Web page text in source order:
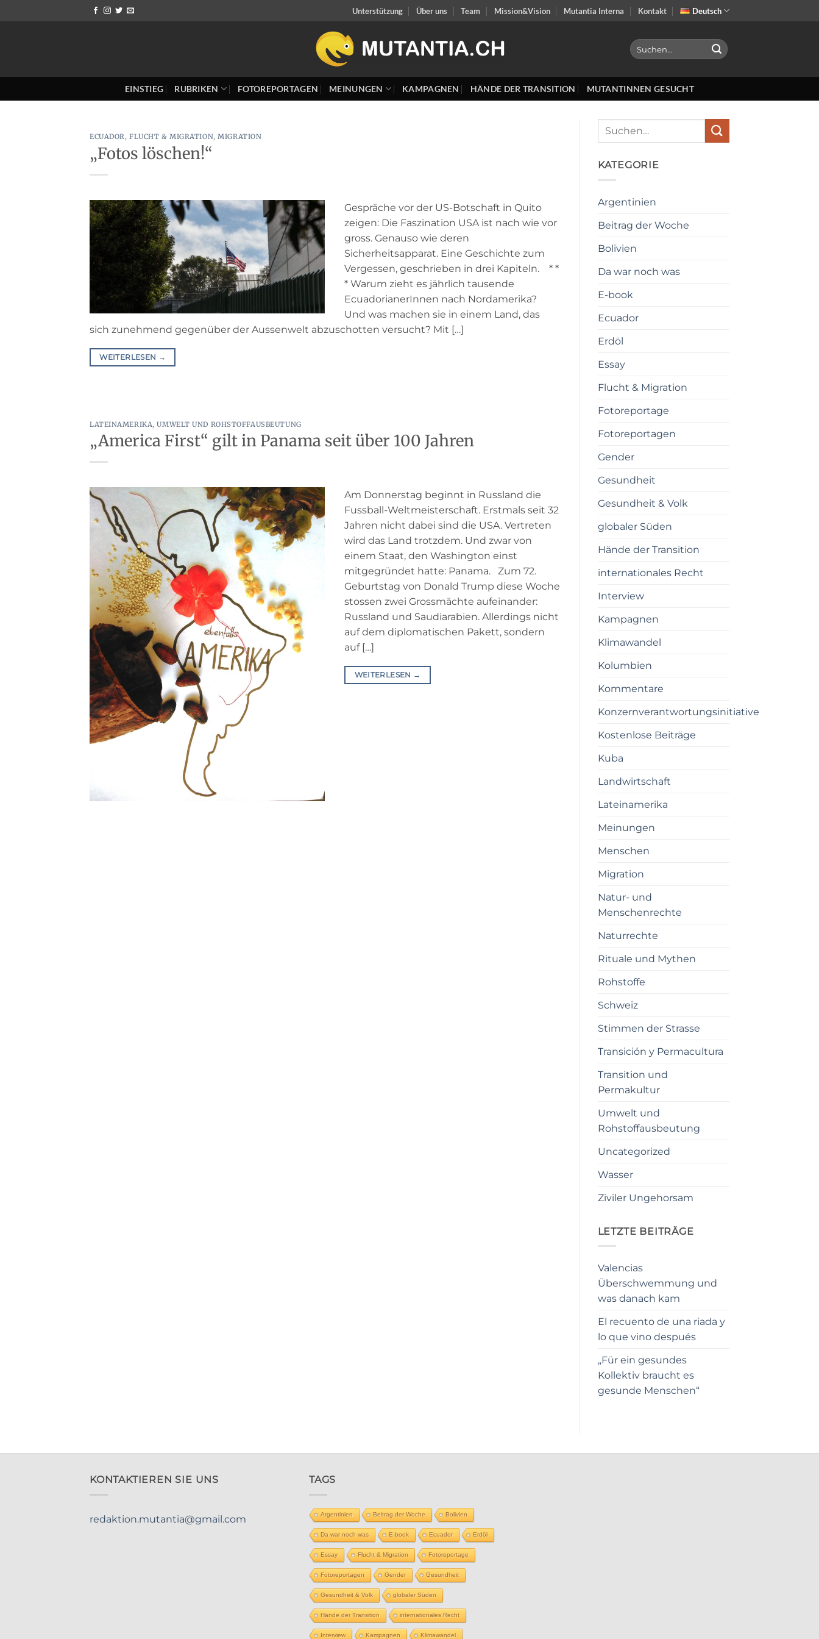
Unterstützung Über uns Team Mission&Vision Mutantia Interna Kontakt Deutsch
EINSTIEG RUBRIKEN FOTOREPORTAGEN MEINUNGEN KAMPAGNEN HÄNDE DER TRANSITION MUTANTINNEN GESUCHT
ECUADOR,FLUCHT & MIGRATION,MIGRATION
„Fotos löschen!“
Gespräche vor der US-Botschaft in Quito
zeigen: Die Faszination USA ist nach wie vor
gross. Genauso wie deren
Sicherheitsapparat. Eine Geschichte zum
Vergessen, geschrieben in drei Kapiteln. * *
* Warum zieht es jährlich tausende
EcuadorianerInnen nach Nordamerika?
Und was machen sie in einem Land, das
sich zunehmend gegenüber der Aussenwelt abzuschotten versucht? Mit […]
WEITERLESEN →
LATEINAMERIKA,UMWELT UND ROHSTOFFAUSBEUTUNG
„America First“ gilt in Panama seit über 100 Jahren
Am Donnerstag beginnt in Russland die
Fussball-Weltmeisterschaft. Erstmals seit 32
Jahren nicht dabei sind die USA. Vertreten
wird das Land trotzdem. Und zwar von
einem Staat, den Washington einst
mitgegründet hatte: Panama. Zum 72.
Geburtstag von Donald Trump diese Woche
stossen zwei Grossmächte aufeinander:
Russland und Saudiarabien. Allerdings nicht
auf dem diplomatischen Pakett, sondern
auf […]
WEITERLESEN →
KATEGORIE
Argentinien
Beitrag der Woche
Bolivien
Da war noch was
E-book
Ecuador
Erdöl
Essay
Flucht & Migration
Fotoreportage
Fotoreportagen
Gender
Gesundheit
Gesundheit & Volk
globaler Süden
Hände der Transition
internationales Recht
Interview
Kampagnen
Klimawandel
Kolumbien
Kommentare
Konzernverantwortungsinitiative
Kostenlose Beiträge
Kuba
Landwirtschaft
Lateinamerika
Meinungen
Menschen
Migration
Natur- und
Menschenrechte
Naturrechte
Rituale und Mythen
Rohstoffe
Schweiz
Stimmen der Strasse
Transición y Permacultura
Transition und
Permakultur
Umwelt und
Rohstoffausbeutung
Uncategorized
Wasser
Ziviler Ungehorsam
LETZTE BEITRÄGE
Valencias
Überschwemmung und
was danach kam
El recuento de una riada y
lo que vino después
„Für ein gesundes
Kollektiv braucht es
gesunde Menschen“
KONTAKTIEREN SIE UNS
redaktion.mutantia@gmail.com
TAGS
Argentinien Beitrag der Woche Bolivien
Da war noch was E-book Ecuador Erdöl
Essay Flucht & Migration Fotoreportage
Fotoreportagen Gender Gesundheit
Gesundheit & Volk globaler Süden
Hände der Transition internationales Recht
Interview Kampagnen Klimawandel